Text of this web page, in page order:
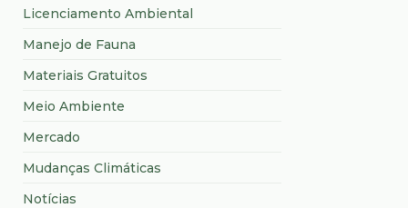
Licenciamento Ambiental
Manejo de Fauna
Materiais Gratuitos
Meio Ambiente
Mercado
Mudanças Climáticas
Notícias